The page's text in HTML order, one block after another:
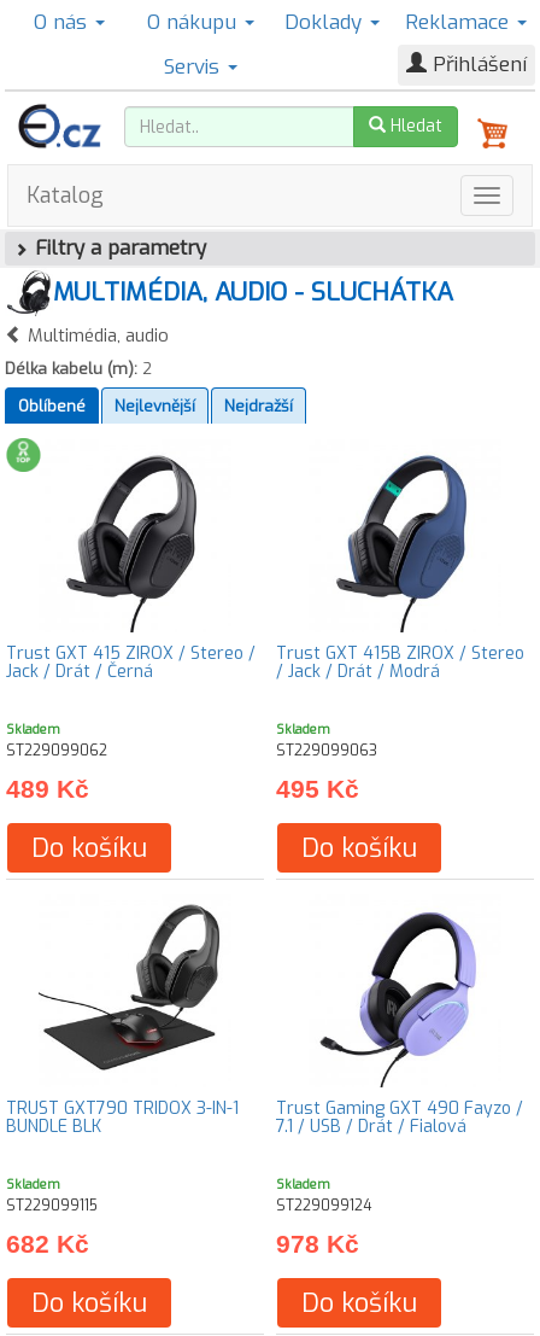
O nás O nákupu Doklady
Reklamace
Servis
Přihlášení
Hledat
Katalog
Filtry a parametry
MULTIMÉDIA, AUDIO - SLUCHÁTKA
Multimédia, audio
Délka kabelu (m): 2
Oblíbené
Nejlevnější Nejdražší
Trust GXT 415 ZIROX / Stereo /
Jack / Drát / Černá
Skladem
ST229099062
489 Kč
Do košíku
Trust GXT 415B ZIROX / Stereo
/ Jack / Drát / Modrá
Skladem
ST229099063
495 Kč
Do košíku
TRUST GXT790 TRIDOX 3-IN-1
BUNDLE BLK
Skladem
ST229099115
682 Kč
Do košíku
Trust Gaming GXT 490 Fayzo /
7.1 / USB / Drát / Fialová
Skladem
ST229099124
978 Kč
Do košíku